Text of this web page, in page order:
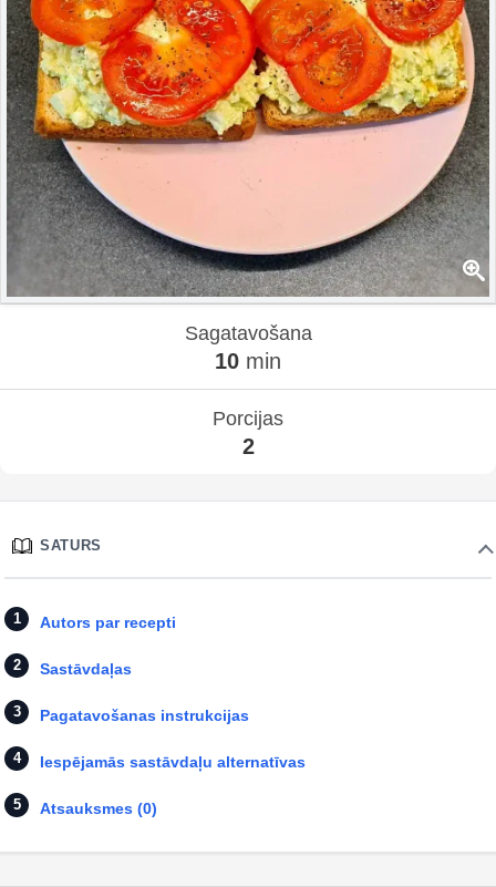
Sagatavošana
10 min
Porcijas
2
SATURS
Autors par recepti
Sastāvdaļas
Pagatavošanas instrukcijas
Iespējamās sastāvdaļu alternatīvas
Atsauksmes (0)